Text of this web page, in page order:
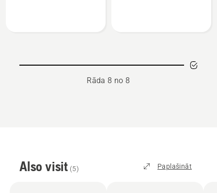
Rāda 8 no 8
Also visit (5) Paplašināt